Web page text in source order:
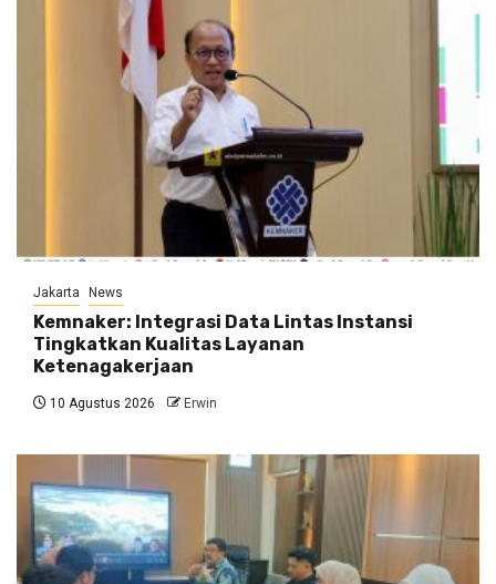
Jakarta News
Kemnaker: Integrasi Data Lintas Instansi
Tingkatkan Kualitas Layanan
Ketenagakerjaan
10 Agustus 2026 Erwin